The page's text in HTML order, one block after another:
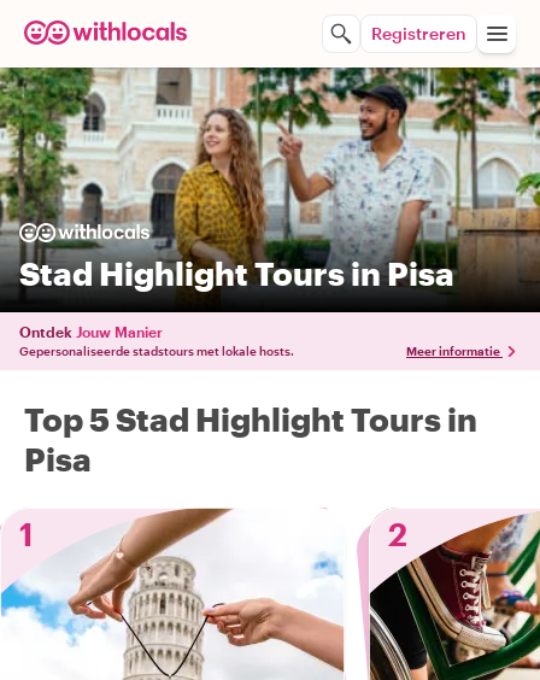
Registreren
Stad Highlight Tours in Pisa
Ontdek Jouw Manier
Gepersonaliseerde stadstours met lokale hosts. Meer informatie
Top 5 Stad Highlight Tours in
Pisa
1
2